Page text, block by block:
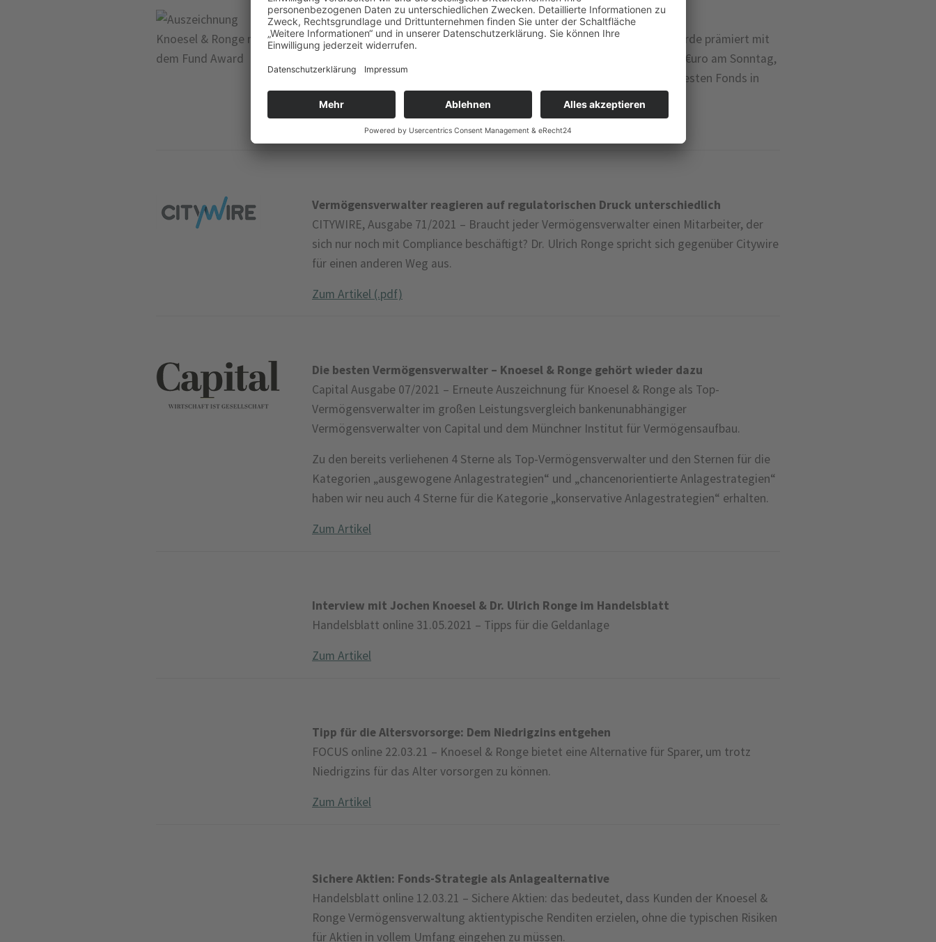
FundAwards 2022
€uro AM SONNTAG, Ausgabe 07 – KR FONDS Deutsche Aktien Spezial wurde prämiert mit
dem FundAward. Eine Auszeichnung, die von den Redaktionen von €uro, €uro am Sonntag,
Börse-Online und TIAM-FundResearch zum Stichtag 31.12.2021 für die besten Fonds in
Deutschland für das Jahr 2022 vergeben wurde.
Zum Artikel (.pdf)
Vermögensverwalter reagieren auf regulatorischen Druck unterschiedlich
CITYWIRE, Ausgabe 71/2021 – Braucht jeder Vermögensverwalter einen Mitarbeiter, der
sich nur noch mit Compliance beschäftigt? Dr. Ulrich Ronge spricht sich gegenüber Citywire
für einen anderen Weg aus.
Zum Artikel (.pdf)
Die besten Vermögensverwalter – Knoesel & Ronge gehört wieder dazu
Capital Ausgabe 07/2021 – Erneute Auszeichnung für Knoesel & Ronge als Top-
Vermögensverwalter im großen Leistungsvergleich bankenunabhängiger
Vermögensverwalter von Capital und dem Münchner Institut für Vermögensaufbau.
Zu den bereits verliehenen 4 Sterne als Top-Vermögensverwalter und den Sternen für die
Kategorien „ausgewogene Anlagestrategien“ und „chancenorientierte Anlagestrategien“
haben wir neu auch 4 Sterne für die Kategorie „konservative Anlagestrategien“ erhalten.
Zum Artikel
Interview mit Jochen Knoesel & Dr. Ulrich Ronge im Handelsblatt
Handelsblatt online 31.05.2021 – Tipps für die Geldanlage
Zum Artikel
Tipp für die Altersvorsorge: Dem Niedrigzins entgehen
FOCUS online 22.03.21 – Knoesel & Ronge bietet eine Alternative für Sparer, um trotz
Niedrigzins für das Alter vorsorgen zu können.
Zum Artikel
Sichere Aktien: Fonds-Strategie als Anlagealternative
Handelsblatt online 12.03.21 – Sichere Aktien: das bedeutet, dass Kunden der Knoesel &
Ronge Vermögensverwaltung aktientypische Renditen erzielen, ohne die typischen Risiken
für Aktien in vollem Umfang eingehen zu müssen.